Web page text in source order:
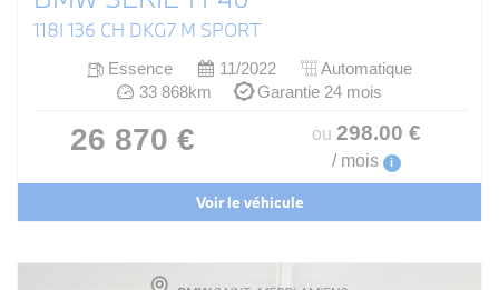
118I 136 CH DKG7 M SPORT
Essence 11/2022
Automatique
33 868km
Garantie 24 mois
26 870 € ou 298.00 €
/ mois i
Voir le véhicule